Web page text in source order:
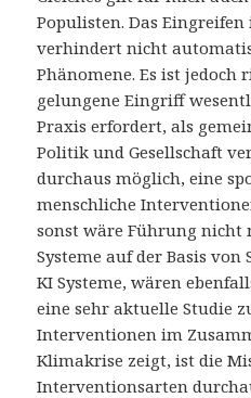
Populisten. Das Eingreifen
verhindert nicht
Phänomene. Es ist jedoch
gelungene Eingriff
Praxis erfordert, als
Politik und Gesellschaft
durchaus möglich, eine
menschliche
sonst wäre Führung nicht
Systeme auf der Basis
KI Systeme, wären
eine sehr aktuelle Studie
Interventionen im
Klimakrise zeigt, ist die
Interventionsarten